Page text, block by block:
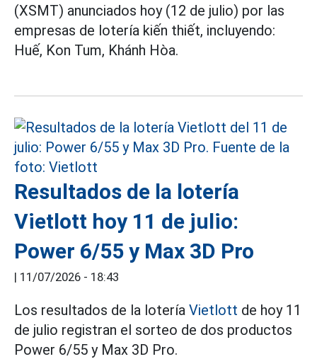
(XSMT) anunciados hoy (12 de julio) por las
empresas de lotería kiến thiết, incluyendo:
Huế, Kon Tum, Khánh Hòa.
Resultados de la lotería
Vietlott hoy 11 de julio:
Power 6/55 y Max 3D Pro
| 11/07/2026 - 18:43
Los resultados de la lotería Vietlott de hoy 11
de julio registran el sorteo de dos productos
Power 6/55 y Max 3D Pro.